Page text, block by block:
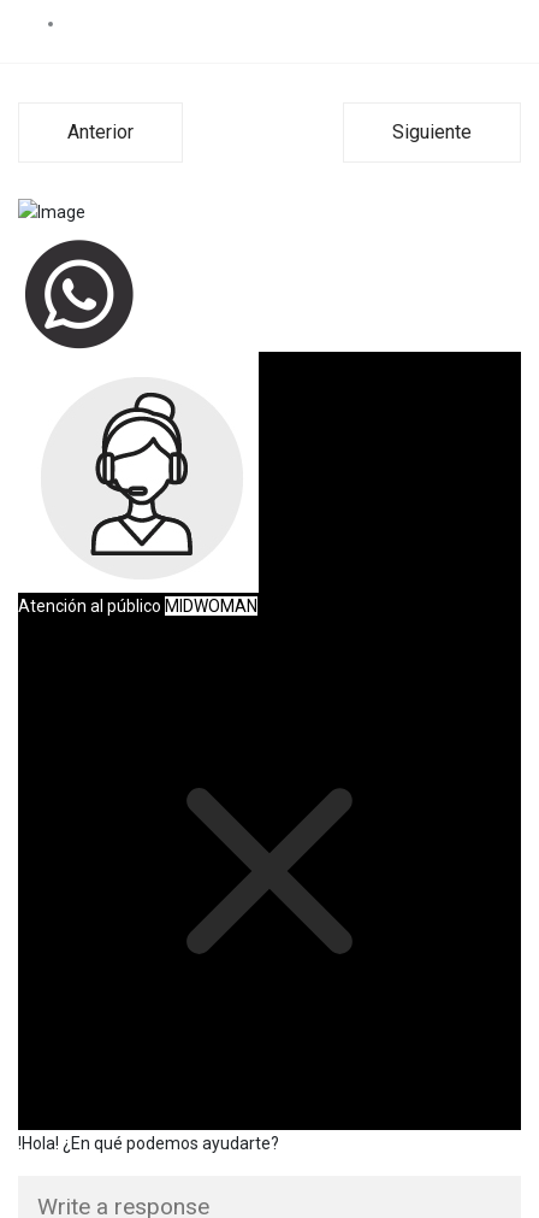
Anterior Siguiente
Atención al público MIDWOMAN
!Hola! ¿En qué podemos ayudarte?